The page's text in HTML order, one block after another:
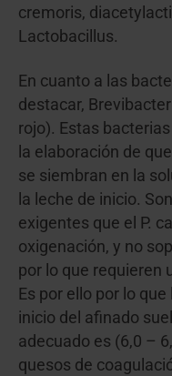
cremoris,
Lactobacillus.
En cuanto a las
destacar,
rojo). Estas
la elaboración de
se siembran en la
la leche de inicio.
exigentes que el P.
oxigenación, y no
por lo que requieren
Es por ello por lo
inicio del afinado
adecuado es (6,0 –
quesos de